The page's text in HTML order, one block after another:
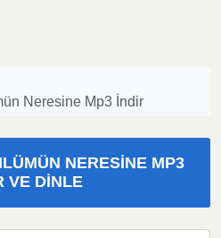
Neresine Mp3 İndir
NERESINE MP3
VE DINLE